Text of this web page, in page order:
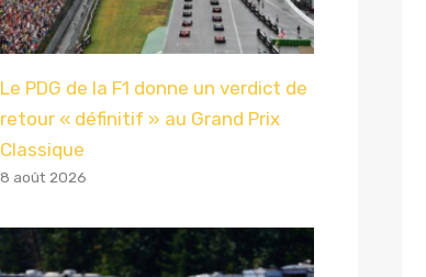
Le PDG de la F1 donne un verdict de
retour « définitif » au Grand Prix
Classique
8 août 2026